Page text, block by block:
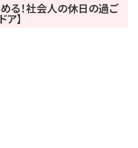
る！社会人の休日の過ご
ア】